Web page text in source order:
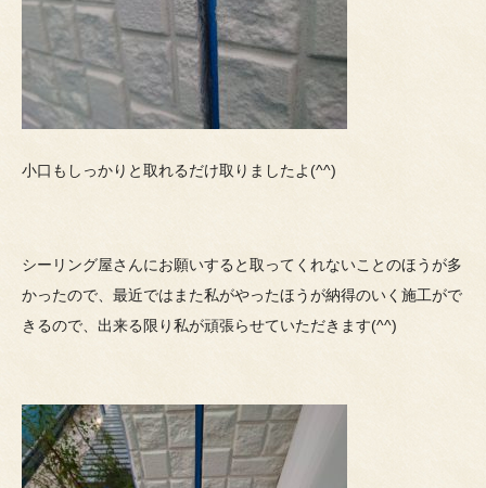
小口もしっかりと取れるだけ取りましたよ(^^)
シーリング屋さんにお願いすると取ってくれないことのほうが多
かったので、最近ではまた私がやったほうが納得のいく施工がで
きるので、出来る限り私が頑張らせていただきます(^^)